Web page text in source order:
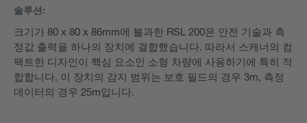
솔루션:
크기가 80 x 80 x 86mm에 불과한 RSL 200은 안전 기술과 측
정값 출력을 하나의 장치에 결합했습니다. 따라서 스캐너의 컴
팩트한 디자인이 핵심 요소인 소형 차량에 사용하기에 특히 적
합합니다. 이 장치의 감지 범위는 보호 필드의 경우 3m, 측정
데이터의 경우 25m입니다.